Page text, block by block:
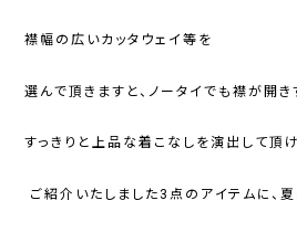
襟幅の広いカッタウェイ等を
選んで頂きますと、ノータイでも襟が開き
すっきりと上品な着こなしを演出して頂け
ご紹介いたしました3 点のアイテムに、